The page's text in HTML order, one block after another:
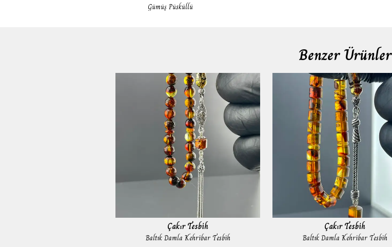
Gümüş Püsküllü
Benzer Ürünler
Çakır Tesbih
Baltık Damla Kehribar Tesbih
Çakır Tesbih
Baltık Damla Kehribar Tesbih